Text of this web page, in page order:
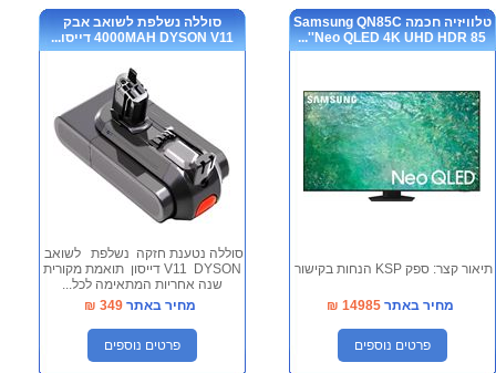
טלוויזיה חכמה Samsung QN85C
Neo QLED 4K UHD HDR 85''...
תיאור קצר: ספק KSP הנחות בקישור
מחיר באתר 14985
₪
פרטים נוספים
סוללה נשלפת לשואב אבק
4000MAH DYSON V11 דייסו...
סוללה נטענת חזקה נשלפת לשואב
V11 DYSON דייסון תואמת מקורית
שנה אחריות המתאימה לכל...
מחיר באתר 349
₪
פרטים נוספים